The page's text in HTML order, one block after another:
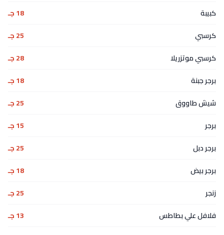
كبيبة
18 جـ
كرسبي
25 جـ
كرسبي موتزريلا
28 جـ
برجر جبنة
18 جـ
شيش طاووق
25 جـ
برجر
15 جـ
برجر دبل
25 جـ
برجر بيض
18 جـ
زنجر
25 جـ
فلافل علي بطاطس
13 جـ